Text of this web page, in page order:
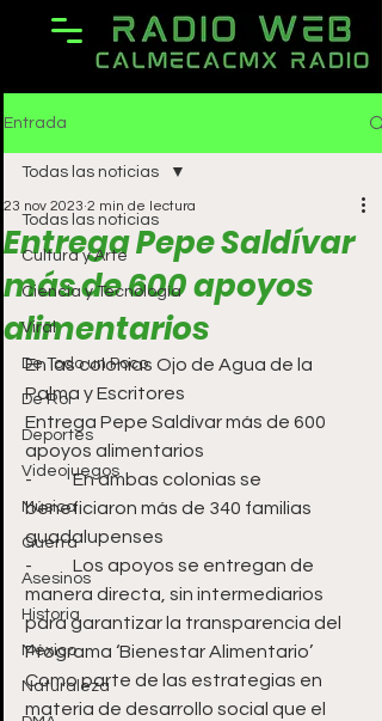
Entrada
Todas las noticias
Cultura y Arte
Ciencia y Tecnología
Viral
De Todo un Poco
De Rol
Deportes
Videojuegos
Música
Guerra
Asesinos
Historia
México
Naturaleza
Todas las noticias
Entrega Pepe Saldívar
más de 600 apoyos
alimentarios
23 nov 2023 2 min de lectura
En las colonias Ojo de Agua de la
Palma y Escritores
Entrega Pepe Saldívar más de 600
apoyos alimentarios
-	En ambas colonias se
beneficiaron más de 340 familias
guadalupenses
-	Los apoyos se entregan de
manera directa, sin intermediarios
para garantizar la transparencia del
Programa ‘Bienestar Alimentario’
Como parte de las estrategias en
materia de desarrollo social que el